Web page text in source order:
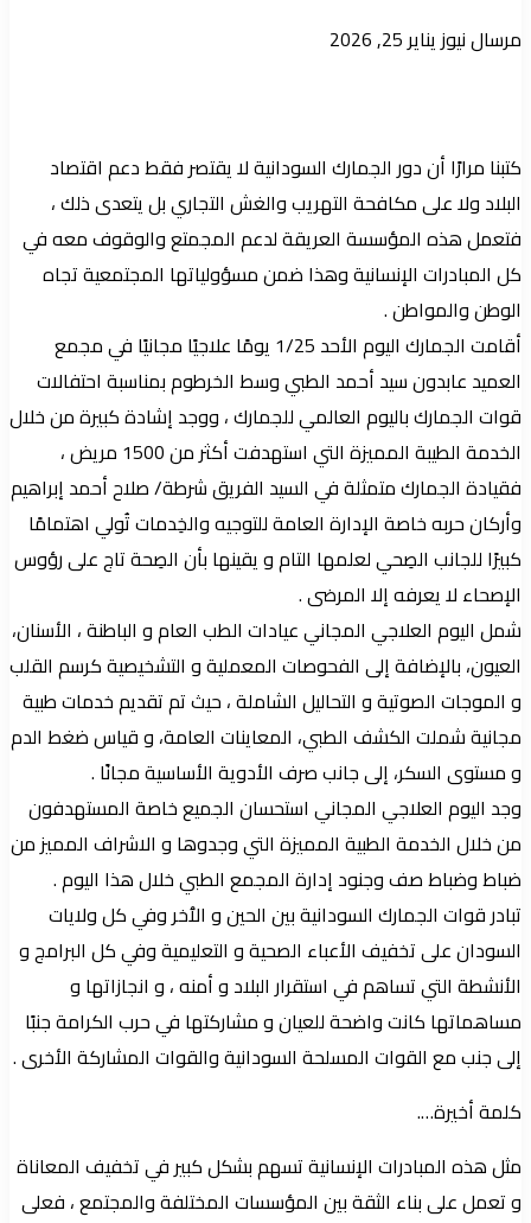
مرسال نيوز أرسل
يناير 25, 2026
كتبنا مرارًا أن دور الجمارك السودانية لا يقتصر فقط دعم اقتصاد
البلاد ولا على مكافحة التهريب والغش التجاري بل يتعدى ذلك ،
فتعمل هذه المؤسسة العريقة لدعم المجمتع والوقوف معه في
كل المبادرات الإنسانية وهذا ضمن مسؤولياتها المجتمعية تجاه
الوطن والمواطن .
أقامت الجمارك اليوم الأحد 1/25 يومًا علاجيًا مجانيًا في مجمع
العميد عابدون سيد أحمد الطبي وسط الخرطوم بمناسبة احتفالات
قوات الجمارك باليوم العالمي للجمارك ، ووجد إشادة كبيرة من خلال
الخدمة الطيبة المميزة التي استهدفت أكثر من 1500 مريض ،
فقيادة الجمارك متمثلة في السيد الفريق شرطة/ صلاح أحمد إبراهيم
وأركان حربه خاصة الإدارة العامة للتوجيه والخِدمات تُولي اهتمامًا
كبيرًا للجانب الصِحي لعلمها التام و يقينها بأن الصِحة تاج على رؤوس
الإصحاء لا يعرفه إلا المرضى .
شمل اليوم العلاجي المجاني عيادات الطب العام و الباطنة ، الأسنان،
العيون، بالإضافة إلى الفحوصات المعملية و التشخيصية كرسم القلب
و الموجات الصوتية و التحاليل الشاملة ، حيث تم تقديم خدمات طبية
مجانية شملت الكشف الطبي، المعاينات العامة، و قياس ضغط الدم
و مستوى السكر، إلى جانب صرف الأدوية الأساسية مجانًا .
وجد اليوم العلاجي المجاني استحسان الجميع خاصة المستهدفون
من خلال الخدمة الطبية المميزة التي وجدوها و الاشراف المميز من
ضباط وضباط صف وجنود إدارة المجمع الطبي خلال هذا اليوم .
تبادر قوات الجمارك السودانية بين الحين و الٱخر وفي كل ولايات
السودان على تخفيف الأعباء الصحية و التعليمية وفي كل البرامج و
الأنشطة التي تساهم في استقرار البلاد و أمنه ، و انجازاتها و
مساهماتها كانت واضحة للعيان و مشاركتها في حرب الكرامة جنبًا
إلى جنب مع القوات المسلحة السودانية والقوات المشاركة الأخرى .
كلمة أخيرة….
مثل هذه المبادرات الإنسانية تسهم بشكل كبير في تخفيف المعاناة
و تعمل على بناء الثقة بين المؤسسات المختلفة والمجتمع ، فعلى